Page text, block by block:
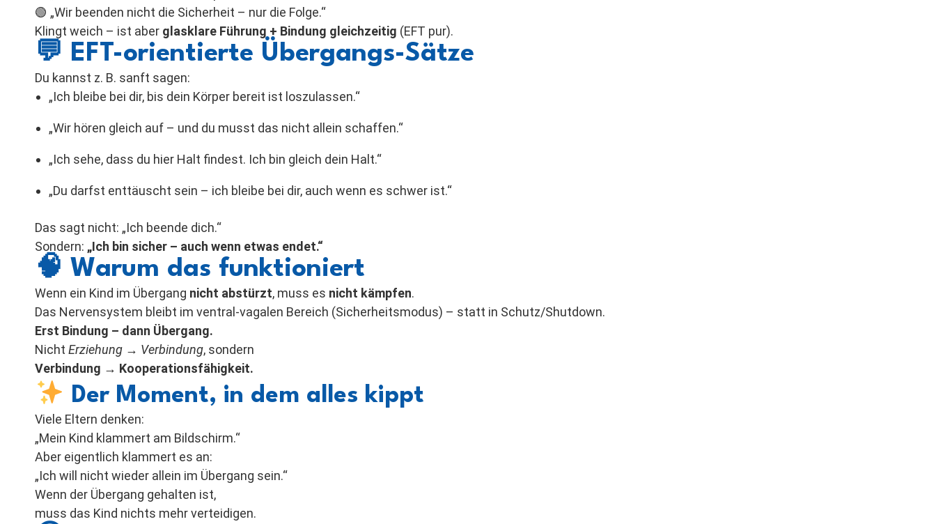
🟢 „Wir beenden nicht die Sicherheit – nur die Folge.“
Klingt weich – ist aber glasklare Führung + Bindung gleichzeitig (EFT pur).
💬 EFT-orientierte Übergangs-Sätze
Du kannst z. B. sanft sagen:
„Ich bleibe bei dir, bis dein Körper bereit ist loszulassen.“
„Wir hören gleich auf – und du musst das nicht allein schaffen.“
„Ich sehe, dass du hier Halt findest. Ich bin gleich dein Halt.“
„Du darfst enttäuscht sein – ich bleibe bei dir, auch wenn es schwer ist.“
Das sagt nicht: „Ich beende dich.“
Sondern: „Ich bin sicher – auch wenn etwas endet.“
🧠 Warum das funktioniert
Wenn ein Kind im Übergang nicht abstürzt, muss es nicht kämpfen.
Das Nervensystem bleibt im ventral-vagalen Bereich (Sicherheitsmodus) – statt in Schutz/Shutdown.
Erst Bindung – dann Übergang.
Nicht Erziehung → Verbindung, sondern
Verbindung → Kooperationsfähigkeit.
Der Moment, in dem alles kippt
Viele Eltern denken:
„Mein Kind klammert am Bildschirm.“
Aber eigentlich klammert es an:
„Ich will nicht wieder allein im Übergang sein.“
Wenn der Übergang gehalten ist,
muss das Kind nichts mehr verteidigen.